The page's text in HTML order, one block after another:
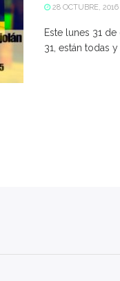
28 OCTUBRE, 2016
Este lunes 31
31, están todas y